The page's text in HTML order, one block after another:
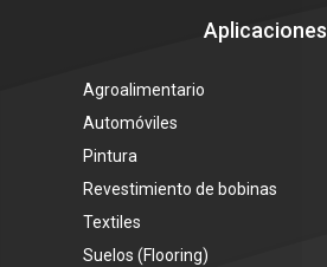
Aplicaciones
Agroalimentario
Automóviles
Pintura
Revestimiento de bobinas
Textiles
Suelos (Flooring)